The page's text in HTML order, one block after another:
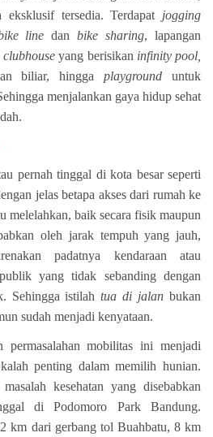
eksklusif tersedia. Terdapat jogging
linedanbike sharing, lapangan
yang berisikan infinity pool,
biliar, hinggaplaygrounduntuk
menjalankan gaya hidup sehat
pernah tinggal di kota besar seperti
jelas betapa akses dari rumah ke
melelahkan, baik secara fisik maupun
oleh jarak tempuh yang jauh,
padatnya kendaraan atau
yang tidak sebanding dengan
Sehingga istilahtua di jalan bukan
sudah menjadi kenyataan.
permasalahan mobilitas ini menjadi
penting dalam memilih hunian.
kesehatan yang disebabkan
di Podomoro Park Bandung.
km dari gerbang tol Buahbatu, 8 km